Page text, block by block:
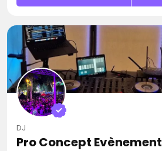
DJ
Pro Concept Evènement